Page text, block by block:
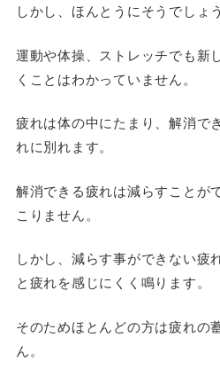
しかし、ほんとうにそうでしょ
運動や体操、ストレッチでも新
くことはわかっていません。
疲れは体の中にたまり、解消で
れに別れます。
解消できる疲れは減らすことが
こりません。
しかし、減らす事ができない疲
と疲れを感じにくく鳴ります。
そのためほとんどの方は疲れの
ん。